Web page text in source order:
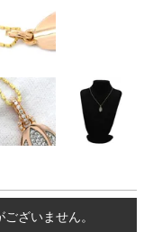
ざいません。